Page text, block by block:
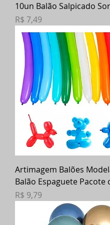
10un Balão Salpicado
Preço
R$ 7,49
Artimagem Balões
Balão Espaguete Pacote
Preço
R$ 9,79